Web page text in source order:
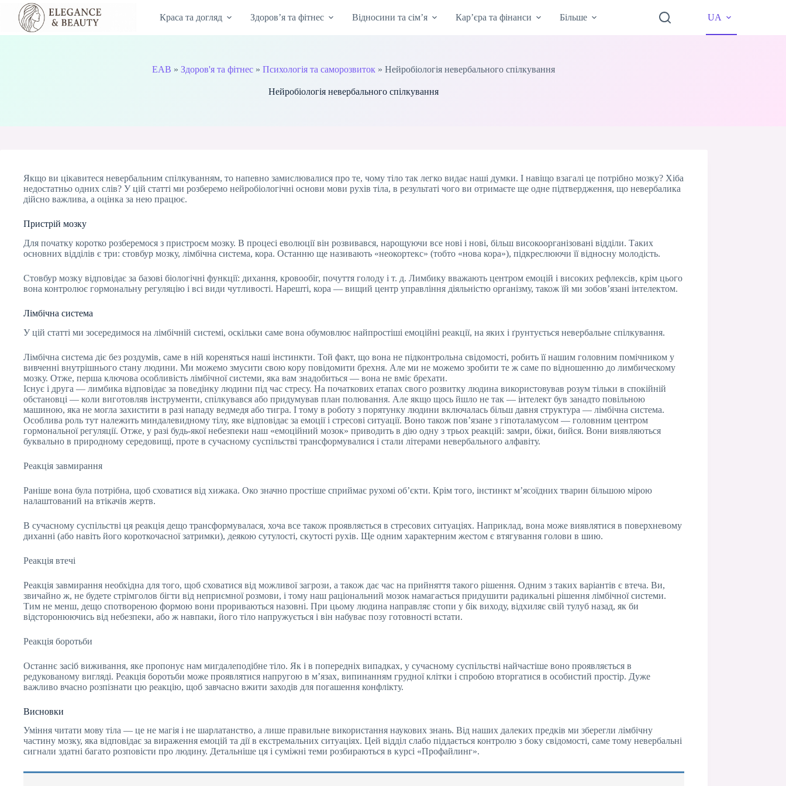
Перейти
вмісту
Краса та догляд Здоров’я та фітнес Відносини та сім’я Кар’єра та фінанси Більше UA
EAB »Здоров'я та фітнес »Психологія та саморозвиток »Нейробіологія невербального спілкування
Нейробіологія невербального спілкування
Якщо ви цікавитеся невербальним спілкуванням, то напевно замислювалися про те, чому тіло так легко видає наші думки. І навіщо взагалі це потрібно мозку? Хіба
недостатньо одних слів? У цій статті ми розберемо нейробіологічні основи мови рухів тіла, в результаті чого ви отримаєте ще одне підтвердження, що невербалика
дійсно важлива, а оцінка за нею працює.
Пристрій мозку
Для початку коротко розберемося з пристроєм мозку. В процесі еволюції він розвивався, нарощуючи все нові і нові, більш високоорганізовані відділи. Таких
основних відділів є три: стовбур мозку, лімбічна система, кора. Останню ще називають «неокортекс» (тобто «нова кора»), підкреслюючи її відносну молодість.
Стовбур мозку відповідає за базові біологічні функції: дихання, кровообіг, почуття голоду і т. д. Лимбику вважають центром емоцій і високих рефлексів, крім цього
вона контролює гормональну регуляцію і всі види чутливості. Нарешті, кора — вищий центр управління діяльністю організму, також їй ми зобов’язані інтелектом.
Лімбічна система
У цій статті ми зосередимося на лімбічній системі, оскільки саме вона обумовлює найпростіші емоційні реакції, на яких і ґрунтується невербальне спілкування.
Лімбічна система діє без роздумів, саме в ній кореняться наші інстинкти. Той факт, що вона не підконтрольна свідомості, робить її нашим головним помічником у
вивченні внутрішнього стану людини. Ми можемо змусити свою кору повідомити брехня. Але ми не можемо зробити те ж саме по відношенню до лимбическому
мозку. Отже, перша ключова особливість лімбічної системи, яка вам знадобиться — вона не вміє брехати.
Існує і друга — лимбика відповідає за поведінку людини під час стресу. На початкових етапах свого розвитку людина використовував розум тільки в спокійній
обстановці — коли виготовляв інструменти, спілкувався або придумував план полювання. Але якщо щось йшло не так — інтелект був занадто повільною
машиною, яка не могла захистити в разі нападу ведмедя або тигра. І тому в роботу з порятунку людини включалась більш давня структура — лімбічна система.
Особлива роль тут належить миндалевидному тілу, яке відповідає за емоції і стресові ситуації. Воно також пов’язане з гіпоталамусом — головним центром
гормональної регуляції. Отже, у разі будь-якої небезпеки наш «емоційний мозок» приводить в дію одну з трьох реакцій: замри, біжи, бийся. Вони виявляються
буквально в природному середовищі, проте в сучасному суспільстві трансформувалися і стали літерами невербального алфавіту.
Реакція завмирання
Раніше вона була потрібна, щоб сховатися від хижака. Око значно простіше сприймає рухомі об’єкти. Крім того, інстинкт м’ясоїдних тварин більшою мірою
налаштований на втікачів жертв.
В сучасному суспільстві ця реакція дещо трансформувалася, хоча все також проявляється в стресових ситуаціях. Наприклад, вона може виявлятися в поверхневому
диханні (або навіть його короткочасної затримки), деякою сутулості, скутості рухів. Ще одним характерним жестом є втягування голови в шию.
Реакція втечі
Реакція завмирання необхідна для того, щоб сховатися від можливої загрози, а також дає час на прийняття такого рішення. Одним з таких варіантів є втеча. Ви,
звичайно ж, не будете стрімголов бігти від неприємної розмови, і тому наш раціональний мозок намагається придушити радикальні рішення лімбічної системи.
Тим не менш, дещо спотвореною формою вони прориваються назовні. При цьому людина направляє стопи у бік виходу, відхиляє свій тулуб назад, як би
відсторонюючись від небезпеки, або ж навпаки, його тіло напружується і він набуває позу готовності встати.
Реакція боротьби
Останнє засіб виживання, яке пропонує нам мигдалеподібне тіло. Як і в попередніх випадках, у сучасному суспільстві найчастіше воно проявляється в
редукованому вигляді. Реакція боротьби може проявлятися напругою в м’язах, випинанням грудної клітки і спробою вторгатися в особистий простір. Дуже
важливо вчасно розпізнати цю реакцію, щоб завчасно вжити заходів для погашення конфлікту.
Висновки
Уміння читати мову тіла — це не магія і не шарлатанство, а лише правильне використання наукових знань. Від наших далеких предків ми зберегли лімбічну
частину мозку, яка відповідає за вираження емоцій та дії в екстремальних ситуаціях. Цей відділ слабо піддається контролю з боку свідомості, саме тому невербальні
сигнали здатні багато розповісти про людину. Детальніше ця і суміжні теми розбираються в курсі «Профайлинг».